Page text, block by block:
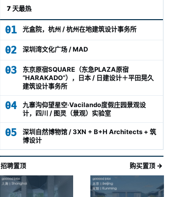
7 天最热
01 光盒院，杭州 / 杭州在地建筑设计事务所
02 深圳湾文化广场 / MAD
03
东京原宿SQUARE（东急PLAZA原宿
“HARAKADO”），日本 / 日建设计＋平田晃久
建筑设计事务所
04
九寨沟仰望星空·Vacilando度假庄园景观设
计，四川 / 图灵（景观）实验室
05
深圳自然博物馆 / 3XN + B+H Architects + 筑
博设计
招聘置顶 购买置顶 →